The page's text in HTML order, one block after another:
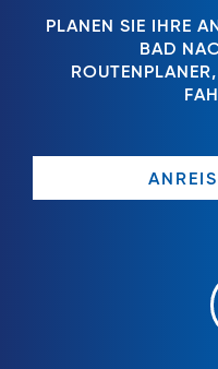
PLANEN SIE IHRE
BAD